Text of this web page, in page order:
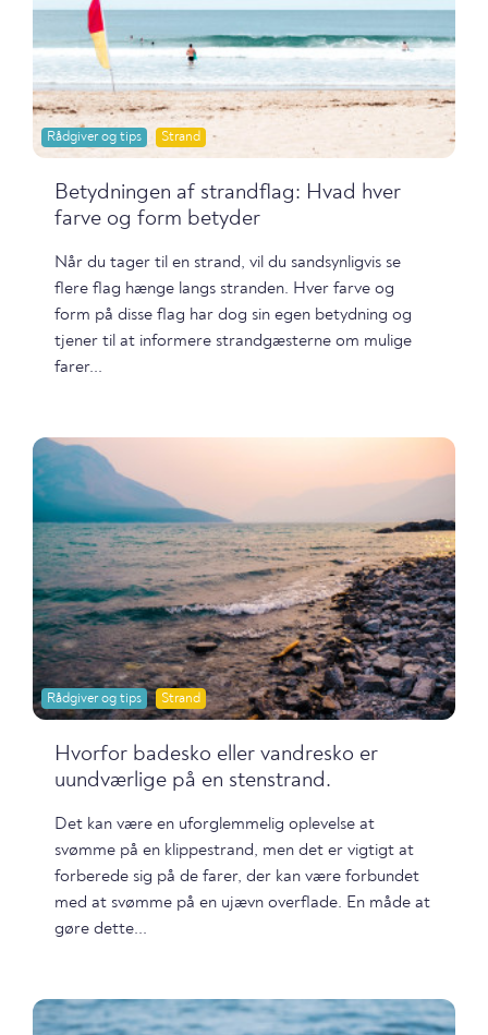
Rådgiver og tips Strand
Betydningen af strandflag: Hvad hver
farve og form betyder
Når du tager til en strand, vil du sandsynligvis se
flere flag hænge langs stranden. Hver farve og
form på disse flag har dog sin egen betydning og
tjener til at informere strandgæsterne om mulige
farer...
Rådgiver og tips Strand
Hvorfor badesko eller vandresko er
uundværlige på en stenstrand.
Det kan være en uforglemmelig oplevelse at
svømme på en klippestrand, men det er vigtigt at
forberede sig på de farer, der kan være forbundet
med at svømme på en ujævn overflade. En måde at
gøre dette...